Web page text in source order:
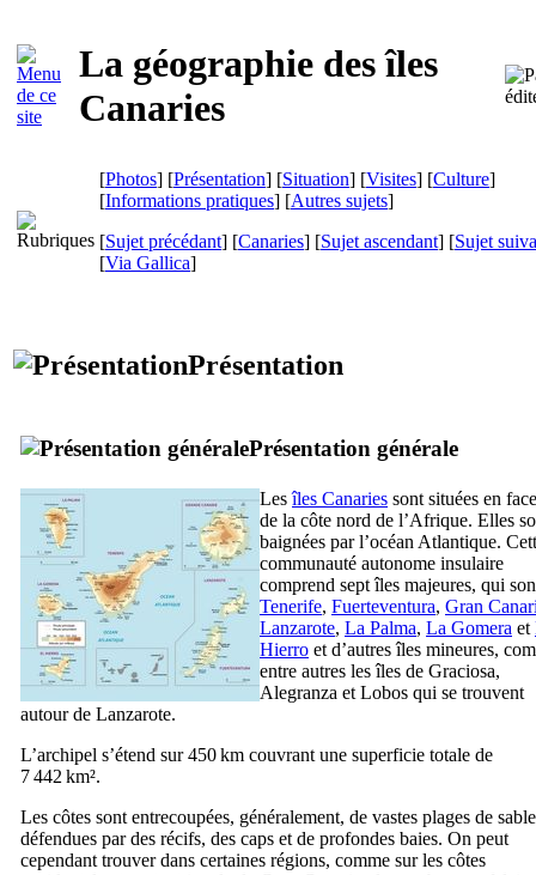
La géographie des îles
Canaries
[Photos] [Présentation] [Situation] [Visites] [Culture]
[Informations pratiques] [Autres sujets]
[Sujet précédant] [Canaries] [Sujet ascendant] [Sujet
[Via Gallica]
Présentation
Présentation générale
Lesîles Canaries sont situées en face
de la côte nord de l’Afrique. Elles
baignées par l’océan Atlantique.
communauté autonome insulaire
comprend sept îles majeures, qui
Tenerife, Fuerteventura, Gran
Lanzarote, La Palma, La Gomera et
Hierro et d’autres îles mineures,
entre autres les îles de Graciosa,
Alegranza et Lobos qui se trouvent
autour de Lanzarote.
L’archipel s’étend sur 450 km couvrant une superficie totale de
7 442 km².
Les côtes sont entrecoupées, généralement, de vastes plages de sable
défendues par des récifs, des caps et de profondes baies. On peut
cependant trouver dans certaines régions, comme sur les côtes